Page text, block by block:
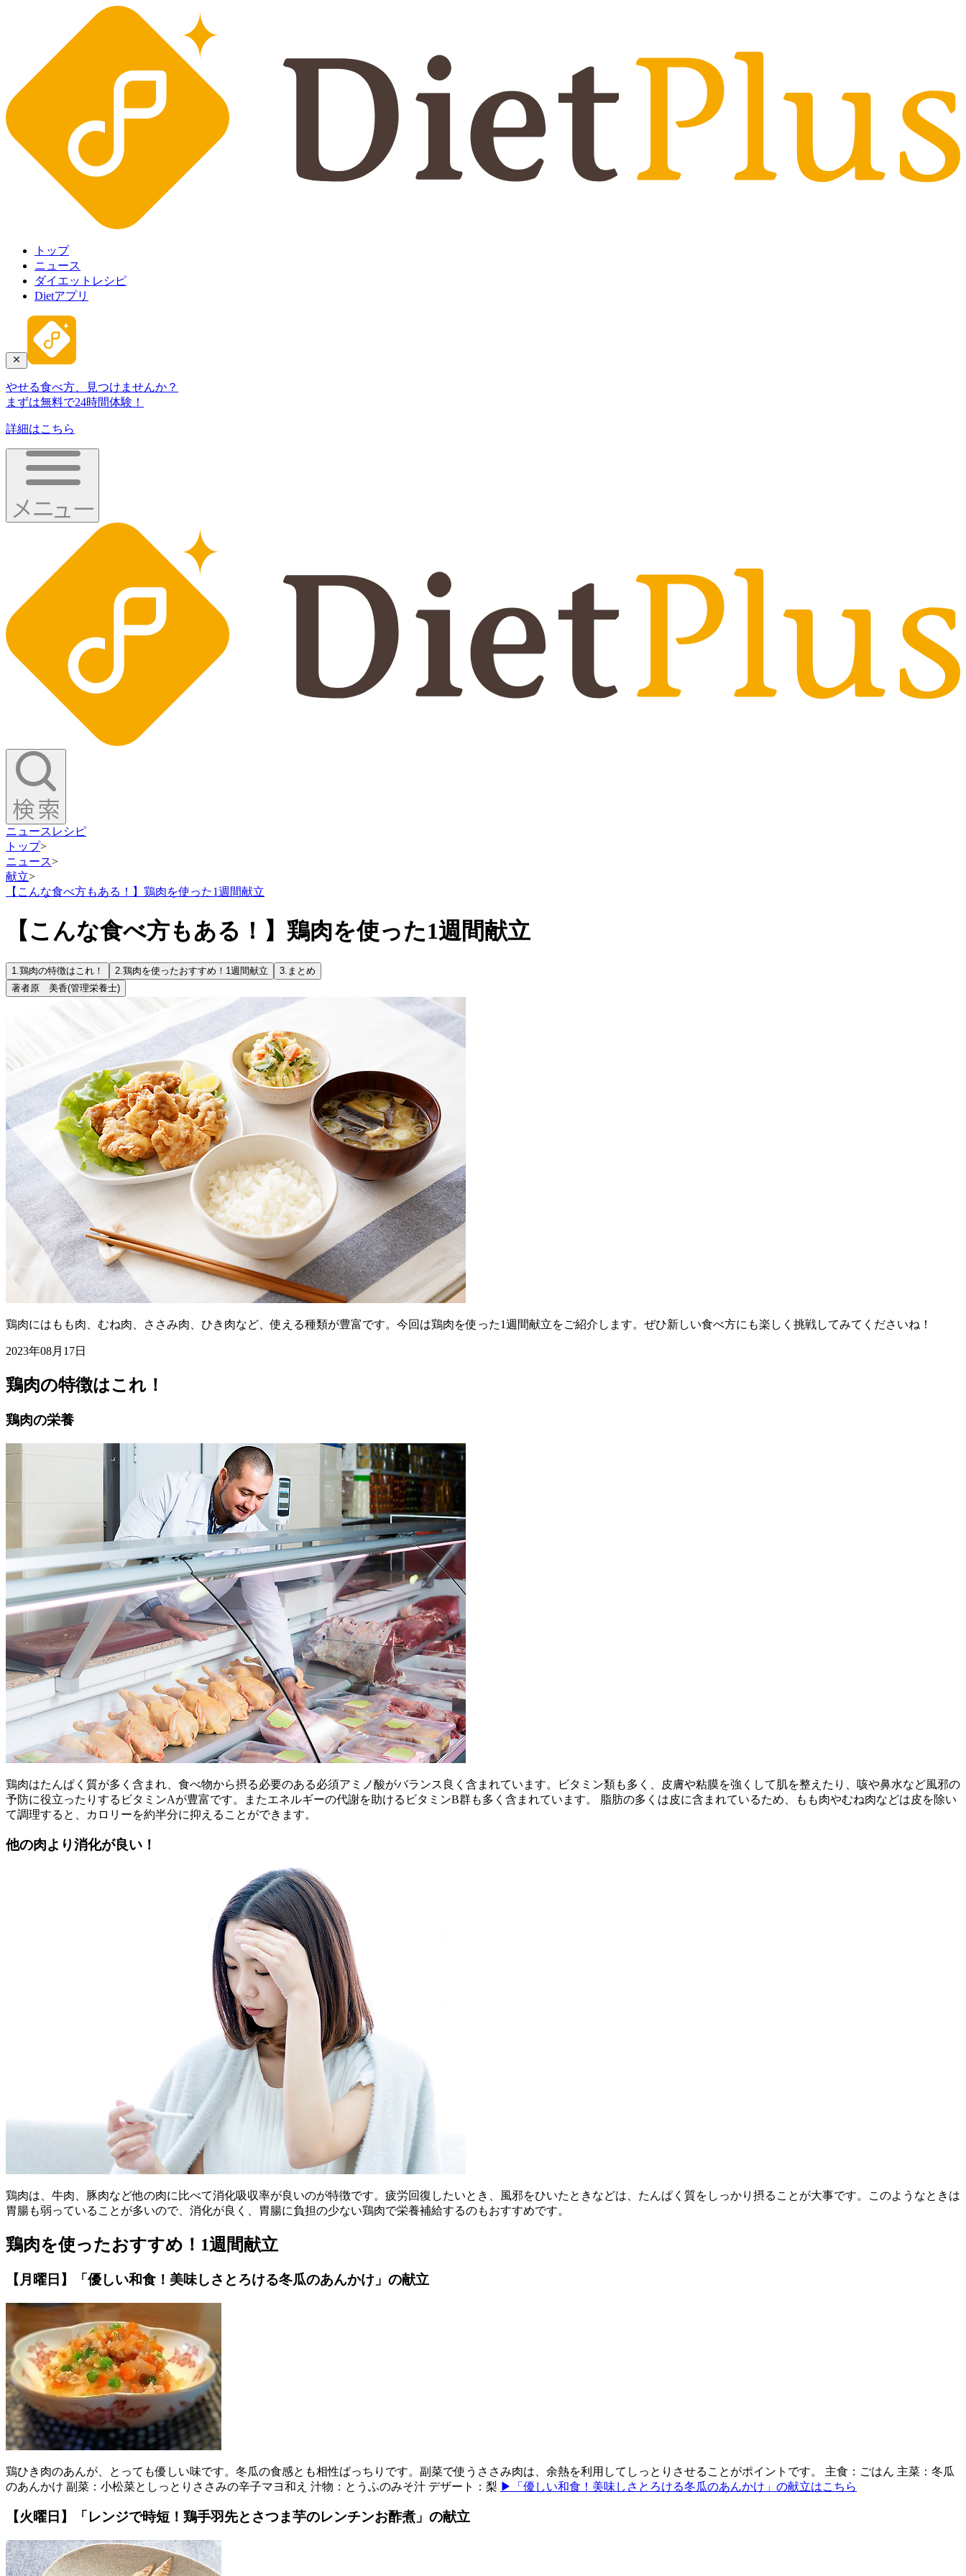
トップ
ニュース
ダイエットレシピ
Dietアプリ
やせる食べ方、見つけませんか？
まずは無料で24時間体験！
詳細はこちら
ニュース レシピ
トップ>
ニュース>
献立>
【こんな食べ方もある！】鶏肉を使った1週間献立
【こんな食べ方もある！】鶏肉を使った1週間献立
1.鶏肉の特徴はこれ！ 2.鶏肉を使ったおすすめ！1週間献立 3. まとめ
著者原 美香(管理栄養士)
鶏肉にはもも肉、むね肉、ささみ肉、ひき肉など、使える種類が豊富です。今回は鶏肉を使った1週間献立をご紹介します。ぜひ新しい食べ方にも楽しく挑戦してみてくださいね！
2023年08月17日
鶏肉の特徴はこれ！
鶏肉の栄養
鶏肉はたんぱく質が多く含まれ、食べ物から摂る必要のある必須アミノ酸がバランス良く含まれています。ビタミン類も多く、皮膚や粘膜を強くして肌を整えたり、咳や鼻水など風邪の
予防に役立ったりするビタミンAが豊富です。またエネルギーの代謝を助けるビタミンB群も多く含まれています。 脂肪の多くは皮に含まれているため、もも肉やむね肉などは皮を除い
て調理すると、カロリーを約半分に抑えることができます。
他の肉より消化が良い！
鶏肉は、牛肉、豚肉など他の肉に比べて消化吸収率が良いのが特徴です。疲労回復したいとき、風邪をひいたときなどは、たんぱく質をしっかり摂ることが大事です。このようなときは
胃腸も弱っていることが多いので、消化が良く、胃腸に負担の少ない鶏肉で栄養補給するのもおすすめです。
鶏肉を使ったおすすめ！1週間献立
【月曜日】「優しい和食！美味しさとろける冬瓜のあんかけ」の献立
鶏ひき肉のあんが、とっても優しい味です。冬瓜の食感とも相性ばっちりです。副菜で使うささみ肉は、余熱を利用してしっとりさせることがポイントです。 主食：ごはん 主菜：冬瓜
のあんかけ 副菜：小松菜としっとりささみの辛子マヨ和え 汁物：とうふのみそ汁 デザート：梨 ▶「優しい和食！美味しさとろける冬瓜のあんかけ」の献立はこちら
【火曜日】「レンジで時短！鶏手羽先とさつま芋のレンチンお酢煮」の献立